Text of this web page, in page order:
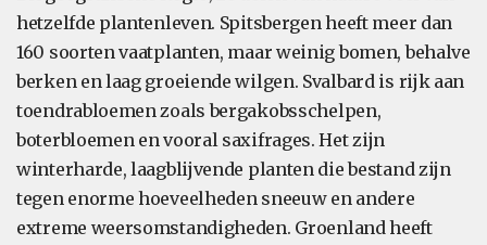
hetzelfde plantenleven. Spitsbergen heeft meer dan
160 soorten vaatplanten, maar weinig bomen, behalve
berken en laag groeiende wilgen. Svalbard is rijk aan
toendrabloemen zoals bergakobsschelpen,
boterbloemen en vooral saxifrages. Het zijn
winterharde, laagblijvende planten die bestand zijn
tegen enorme hoeveelheden sneeuw en andere
extreme weersomstandigheden. Groenland heeft